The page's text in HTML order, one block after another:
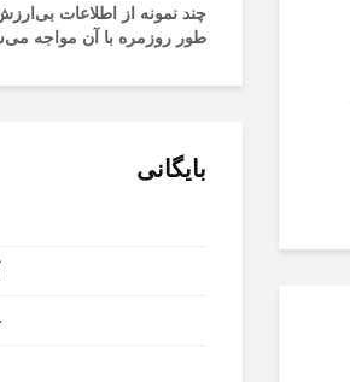
چند نمونه از اطلاعات
طور روزمره با آن مواجه
بایگانی